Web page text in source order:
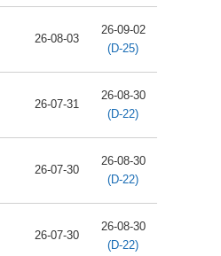
26-08-03
26-09-02
(D-25)
26-07-31
26-08-30
(D-22)
26-07-30
26-08-30
(D-22)
26-07-30
26-08-30
(D-22)